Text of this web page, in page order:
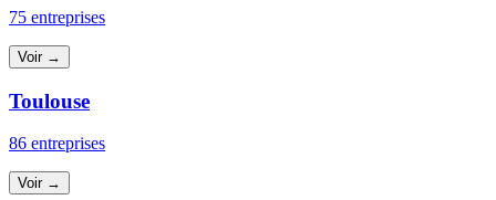
75 entreprises
Voir →
Toulouse
86 entreprises
Voir →